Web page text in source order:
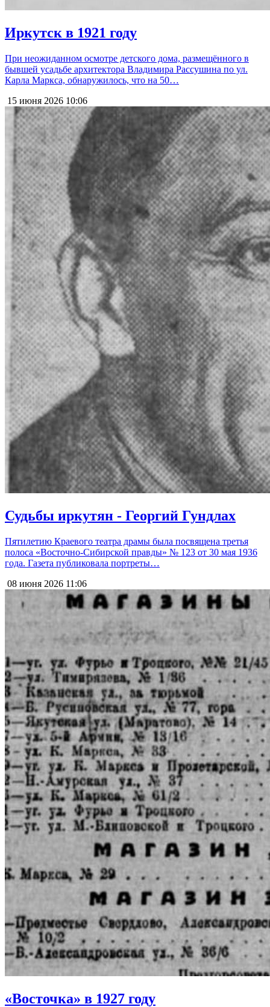
Иркутск в 1921 году
При неожиданном осмотре детского дома, размещённого в
бывшей усадьбе архитектора Владимира Рассушина по ул.
Карла Маркса, обнаружилось, что на 50…
15 июня 2026 10:06
Судьбы иркутян - Георгий Гундлах
Пятилетию Краевого театра драмы была посвящена третья
полоса «Восточно-Сибирской правды» № 123 от 30 мая 1936
года. Газета публиковала портреты…
08 июня 2026 11:06
«Восточка» в 1927 году